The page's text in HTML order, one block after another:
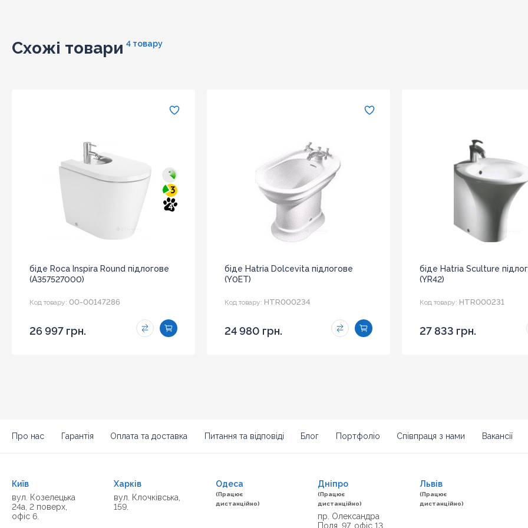
Схожі товари 4 товару
3
4
біде Roca Inspira Round підлогове
(A357527000)
Код товару: 00-00147286
26 997 грн.
біде Hatria Dolcevita підлогове
(Y0ET)
Код товару: HTR000234
24 980 грн.
біде Hatria Sculture
(YR42)
Код товару: HTR000231
27 833 грн.
Про нас Гарантія Оплата та доставка Питання та відповіді Блог Портфоліо Співпраця з нами Вакансії
Київ
вул. Козелецька
24а, 2 поверх,
офіс 6.
Харків
вул. Клочківська,
159.
Одеса
(Працює
дистанційно)
Дніпро
(Працює
дистанційно)
пр. Олександра
Поля, 97, офіс 13.
Львів
(Працює
дистанційно)